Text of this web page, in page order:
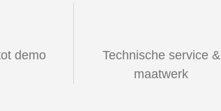
demo
Technische service &
maatwerk